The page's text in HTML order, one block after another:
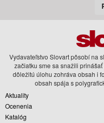
Vydavateľstvo Slovart pôsobí na
začiatku sme sa snažili
dôležitú úlohu zohráva obsah i
obsah spája s
Aktuality
Ocenenia
Katalóg